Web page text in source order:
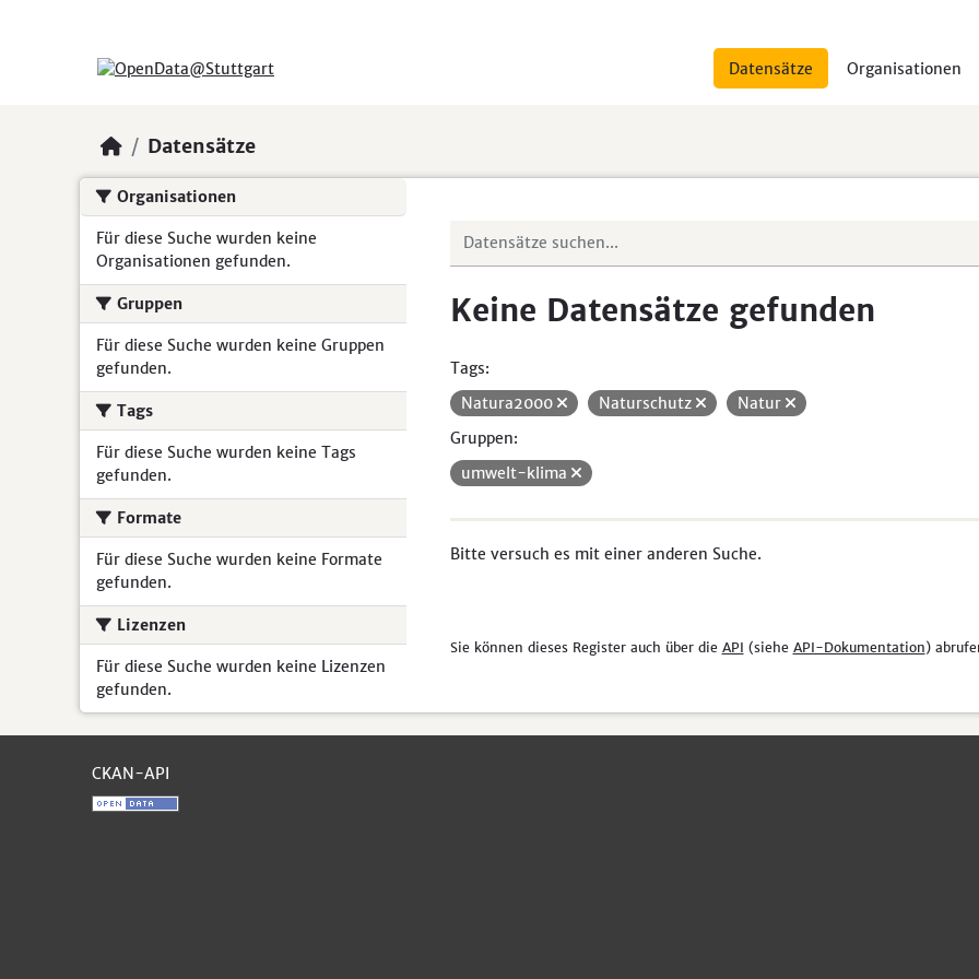
Datensätze Organisationen
Datensätze
Organisationen
Für diese Suche wurden keine
Organisationen gefunden.
Gruppen
Für diese Suche wurden keine Gruppen
gefunden.
Tags
Für diese Suche wurden keine Tags
gefunden.
Formate
Für diese Suche wurden keine Formate
gefunden.
Lizenzen
Für diese Suche wurden keine Lizenzen
gefunden.
Keine Datensätze gefunden
Tags:
Natura2000
Naturschutz
Natur
Gruppen:
umwelt-klima
Bitte versuch es mit einer anderen Suche.
Sie können dieses Register auch über die API (siehe API-Dokumentation)
CKAN-API